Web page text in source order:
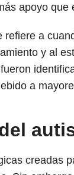
apoyo que
refiere a
y al
a
creadas